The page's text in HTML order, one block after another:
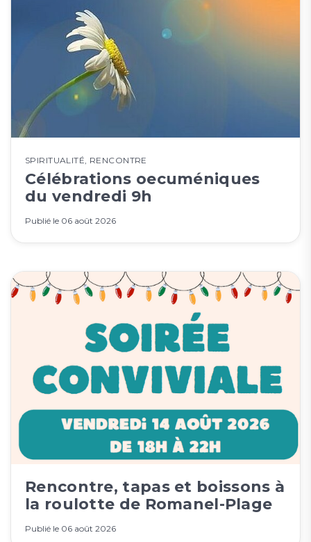
SPIRITUALITÉ RENCONTRE
Célébrations oecuméniques
du vendredi 9h
Publié le 06 août 2026
Rencontre, tapas et boissons à
la roulotte de Romanel-Plage
Publié le 06 août 2026